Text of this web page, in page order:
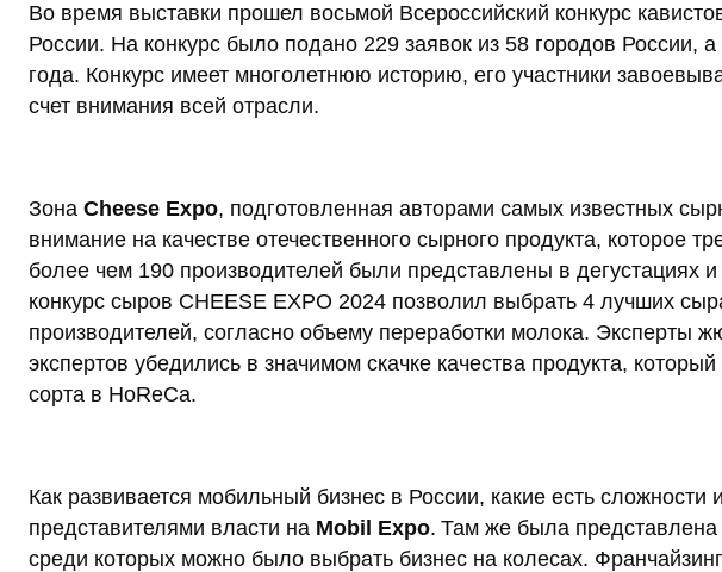
Во время выставки прошел восьмой Всероссийский конкурс
России. На конкурс было подано 229 заявок из 58 городов России,
года. Конкурс имеет многолетнюю историю, его участники
счет внимания всей отрасли.
Зона Cheese Expo, подготовленная авторами самых известных
внимание на качестве отечественного сырного продукта, которое
более чем 190 производителей были представлены в дегустациях
конкурс сыров CHEESE EXPO 2024 позволил выбрать 4 лучших
производителей, согласно объему переработки молока. Эксперты
экспертов убедились в значимом скачке качества продукта,
сорта в HoReCa.
Как развивается мобильный бизнес в России, какие есть
представителями власти на Mobil Expo. Там же была
среди которых можно было выбрать бизнес на колесах.